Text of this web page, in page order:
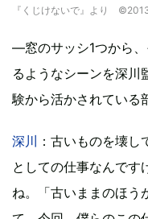
『くじけないで』より
―窓のサッシ1つから
るようなシーンを深川
験から活かされている
深川 ：古いものを壊
としての仕事なんです
ね。「古いままのほう